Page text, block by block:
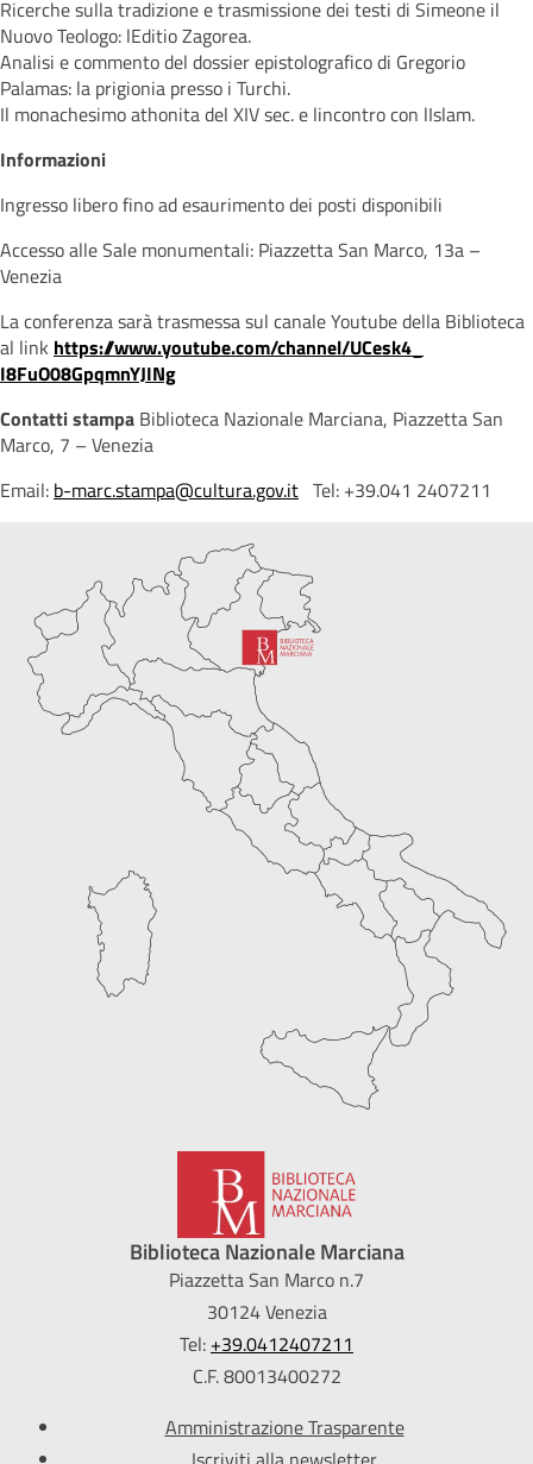
Ricerche sulla tradizione e trasmissione dei testi di Simeone il
Nuovo Teologo: lEditio Zagorea.
Analisi e commento del dossier epistolografico di Gregorio
Palamas: la prigionia presso i Turchi.
Il monachesimo athonita del XIV sec. e lincontro con lIslam.
Informazioni
Ingresso libero fino ad esaurimento dei posti disponibili
Accesso alle Sale monumentali: Piazzetta San Marco, 13a –
Venezia
La conferenza sarà trasmessa sul canale Youtube della Biblioteca
al link https://www.youtube.com/channel/UCesk4_
I8FuO08GpqmnYJINg
Contatti stampa Biblioteca Nazionale Marciana, Piazzetta San
Marco, 7 – Venezia
Email: b-marc.stampa@cultura.gov.it Tel: +39.041 2407211
Biblioteca Nazionale Marciana
Piazzetta San Marco n.7
30124 Venezia
Tel: +39.0412407211
C.F. 80013400272
Amministrazione Trasparente